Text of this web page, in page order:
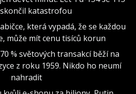
katastrofou
která vypadá, že se každou
může mít cenu tisíců korun
% světových transakcí běží na
z roku 1959. Nikdo ho neumí
nahradit